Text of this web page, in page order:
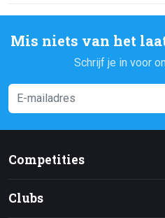
Mis niets van het
Schrijf je in voor
Competities
Clubs